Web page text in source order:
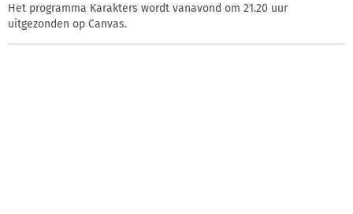
Het programma Karakters wordt vanavond om 21.20 uur
uitgezonden op Canvas.